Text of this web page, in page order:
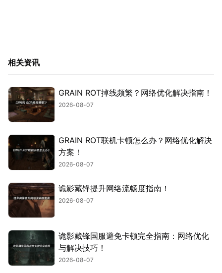
相关资讯
GRAIN ROT掉线频繁？网络优化解决指南！
2026-08-07
GRAIN ROT联机卡顿怎么办？网络优化解决
方案！
2026-08-07
诡影藏锋提升网络流畅度指南！
2026-08-07
诡影藏锋国服避免卡顿完全指南：网络优化
与解决技巧！
2026-08-07